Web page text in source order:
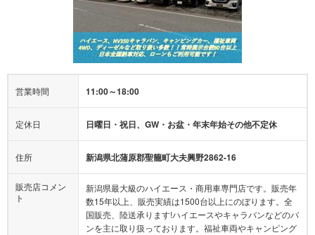
営業時間 11:00～18:00
定休日 日曜日・祝日、GW・お盆・年末年始その他不定休
住所 新潟県北蒲原郡聖籠町大夫興野2862-16
販売店コメン
ト
新潟県最大級のハイエース・商用車専門店です。販売年
数15年以上、販売実績は1500台以上にのぼります。全
国販売、陸送承ります!ハイエースやキャラバンなどのバ
ンを主に取り扱っております。福祉車両やキャンピング